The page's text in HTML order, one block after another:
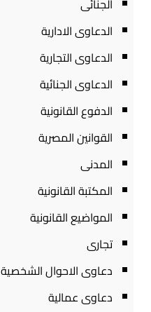
الجنائى
الدعاوى الادارية
الدعاوى التجارية
الدعاوى الجنائية
الدفوع القانونية
القوانين المصرية
المدنى
المكتبة القانونية
المواضيع القانونية
تجارى
دعاوى الاحوال الشخصية
دعاوى عمالية